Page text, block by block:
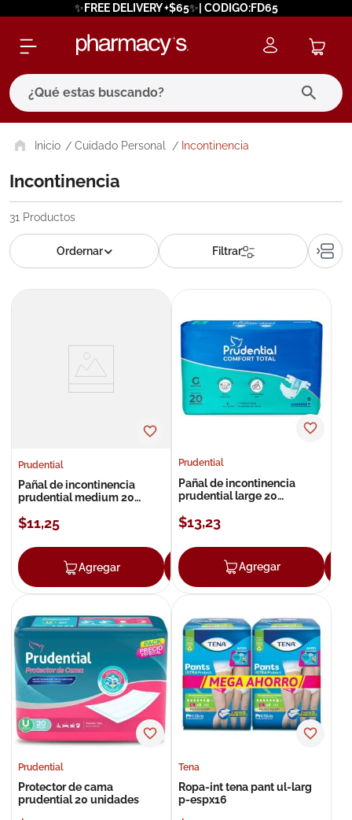
✨FREE DELIVERY +$65✨| CODIGO:FD65
¿Qué estas buscando?
Cuidado Personal Incontinencia
Incontinencia
31 Productos
Prudential
Pañal de incontinencia
prudential medium 20
$11,25
Agregar Agregar
Prudential
Pañal de incontinencia
prudential large 20
$13,23
Agregar
Prudential
Protector de cama
prudential 20 unidades
Tena
Ropa-int tena pant ul-larg
p-espx16
términos más buscados
eucerin
2. protector solar
pilexil
roche posay
nivea